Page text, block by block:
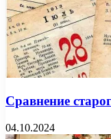
Сравнение
04.10.2024